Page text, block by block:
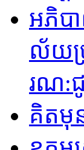
អភិប
ល័យច្
រណ:ជូ
គិតមុ